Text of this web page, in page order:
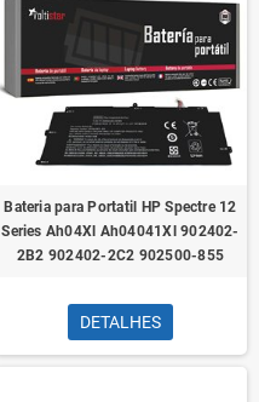
Bateria para Portatil HP Spectre 12
Series Ah04Xl Ah04041Xl 902402-
2B2 902402-2C2 902500-855
DETALHES